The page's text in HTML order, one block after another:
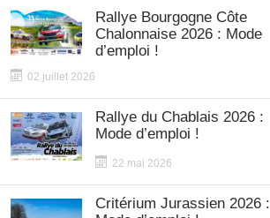
Rallye Bourgogne Côte
Chalonnaise 2026 : Mode
d’emploi !
02 juillet 2026
Rallye du Chablais 2026 :
Mode d’emploi !
22 mai 2026
Critérium Jurassien 2026 :